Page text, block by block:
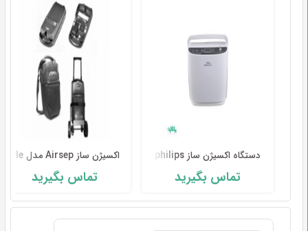
دستگاه اکسیژن ساز philips
تماس بگیرید
اکسیژن ساز Airsep مدل lifestyle
تماس بگیرید